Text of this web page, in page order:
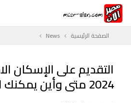
الصفحة الرئيسية News
التقديم على الإسكان
2024 متى وأين يمكنك التقديم؟